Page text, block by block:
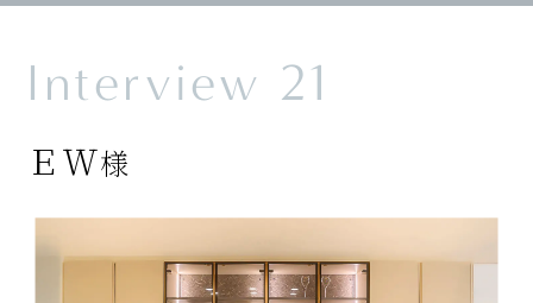
Interview 21
ＥＷ様